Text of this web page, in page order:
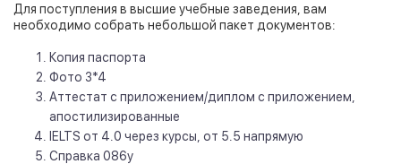
Для поступления в высшие учебные заведения, вам
необходимо собрать небольшой пакет документов:
Копия паспорта
Фото 3*4
Аттестат с приложением/диплом с приложением,
апостилизированные
IELTS от 4.0 через курсы, от 5.5 напрямую
Справка 086у